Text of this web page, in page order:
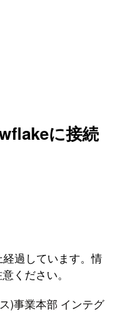
に接続
過しています。情
ください。
)事業本部 インテグ